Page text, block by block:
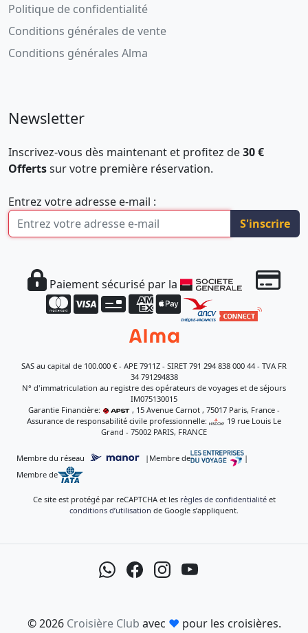
Politique de confidentialité
Conditions générales de vente
Conditions générales Alma
Newsletter
Inscrivez-vous dès maintenant et profitez de30 €
Offertssur votre première réservation.
Entrez votre adresse e-mail :
S'inscrire
Paiement sécurisé par la
SAS au capital de 100.000 € - APE 7911Z - SIRET 791 294 838 000 44 - TVA FR
34 791294838
N° d'immatriculation au registre des opérateurs de voyages et de séjours
IM075130015
Garantie Financière:
, 15 Avenue Carnot , 75017 Paris, France -
Assurance de responsabilité civile professionnelle:
, 19 rue Louis Le
Grand - 75002 PARIS, FRANCE
Membre du réseau | Membre de
|
Membre de
Ce site est protégé par reCAPTCHA et les règles de confidentialitéet
conditions d’utilisation de Google s’appliquent.
© 2026 Croisière Club avec ♥ pour les croisières.